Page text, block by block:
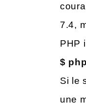
7.4,
PHP
$
Si le
une